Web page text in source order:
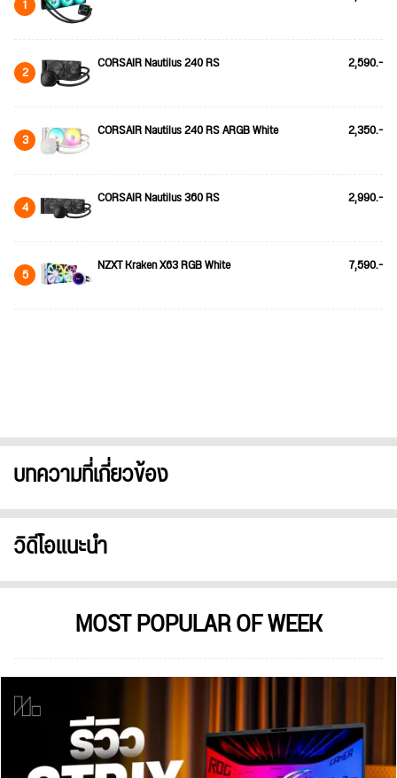
1
2 CORSAIR Nautilus 240 RS 2,590.-
3 CORSAIR Nautilus 240 RS ARGB White 2,350.-
4 CORSAIR Nautilus 360 RS 2,990.-
5 NZXT Kraken X63 RGB White 7,590.-
บทความที่เกี่ยวข้อง
วิดีโอแนะนำ
MOST POPULAR OF WEEK